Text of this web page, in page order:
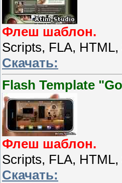
Флеш шаблон.
Scripts, FLA,
Скачать:
Flash Template
Флеш шаблон.
Scripts, FLA,
Скачать: